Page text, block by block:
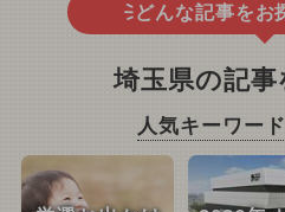
どんな記事をお
埼玉県の記
人気キーワー